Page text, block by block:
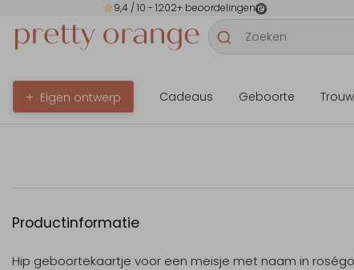
9,4/ 10 - 1202+ beoordelingen
Eigen ontwerp Cadeaus Geboorte
Productinformatie
Hip geboortekaartje voor een meisje met naam in